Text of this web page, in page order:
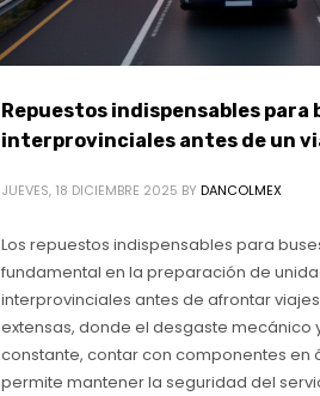
Repuestos indispensables para
interprovinciales antes de un
JUEVES, 18 DICIEMBRE 2025 BY DANCOLMEX
Los repuestos indispensables para
fundamental en la preparación de
interprovinciales antes de afrontar
extensas, donde el desgaste mecánico
constante, contar con componentes en
permite mantener la seguridad del